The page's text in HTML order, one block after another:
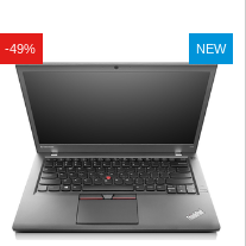
Giá 500.000đ
-49% NEW